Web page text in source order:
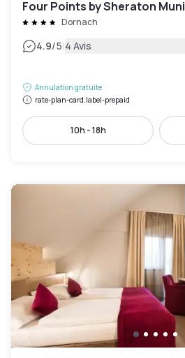
Four Points by Sheraton
Dornach
4.9/5|4 Avis
Annulation gratuite
rate-plan-card.label-prepaid
10h - 18h